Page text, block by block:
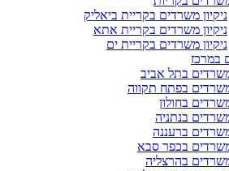
ניקיון משרדים בקריית ביאליק
ניקיון משרדים בקריית אתא
ניקיון משרדים בקריית ים
במרכז
משרדים בתל אביב
משרדים בפתח תקווה
משרדים בחולון
משרדים בנתניה
משרדים ברעננה
משרדים בכפר סבא
משרדים בהרצליה